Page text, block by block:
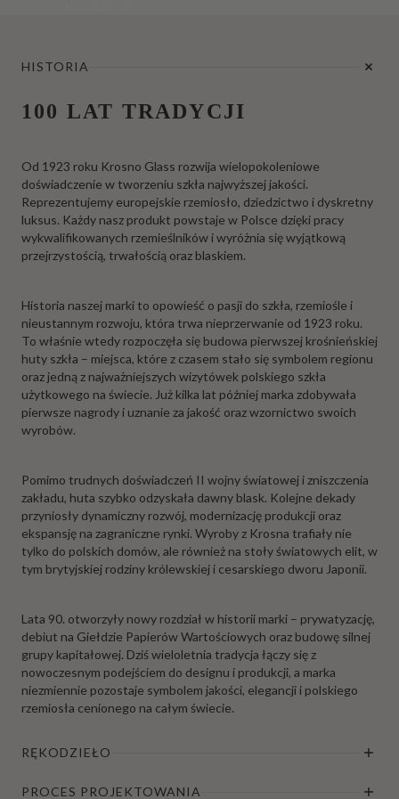
HISTORIA
100 LAT TRADYCJI
Od 1923 roku Krosno Glass rozwija wielopokoleniowe
doświadczenie w tworzeniu szkła najwyższej jakości.
Reprezentujemy europejskie rzemiosło, dziedzictwo i dyskretny
luksus. Każdy nasz produkt powstaje w Polsce dzięki pracy
wykwalifikowanych rzemieślników i wyróżnia się wyjątkową
przejrzystością, trwałością oraz blaskiem.
Historia naszej marki to opowieść o pasji do szkła, rzemiośle i
nieustannym rozwoju, która trwa nieprzerwanie od 1923 roku.
To właśnie wtedy rozpoczęła się budowa pierwszej krośnieńskiej
huty szkła – miejsca, które z czasem stało się symbolem regionu
oraz jedną z najważniejszych wizytówek polskiego szkła
użytkowego na świecie. Już kilka lat później marka zdobywała
pierwsze nagrody i uznanie za jakość oraz wzornictwo swoich
wyrobów.
Pomimo trudnych doświadczeń II wojny światowej i zniszczenia
zakładu, huta szybko odzyskała dawny blask. Kolejne dekady
przyniosły dynamiczny rozwój, modernizację produkcji oraz
ekspansję na zagraniczne rynki. Wyroby z Krosna trafiały nie
tylko do polskich domów, ale również na stoły światowych elit, w
tym brytyjskiej rodziny królewskiej i cesarskiego dworu Japonii.
Lata 90. otworzyły nowy rozdział w historii marki – prywatyzację,
debiut na Giełdzie Papierów Wartościowych oraz budowę silnej
grupy kapitałowej. Dziś wieloletnia tradycja łączy się z
nowoczesnym podejściem do designu i produkcji, a marka
niezmiennie pozostaje symbolem jakości, elegancji i polskiego
rzemiosła cenionego na całym świecie.
RĘKODZIEŁO
PROCES PROJEKTOWANIA